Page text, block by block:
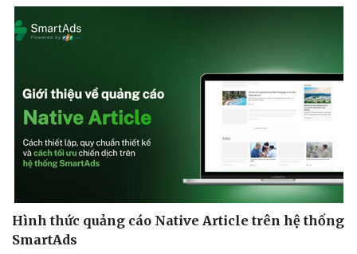
Hình thức quảng cáo Native Article trên hệ thống
SmartAds